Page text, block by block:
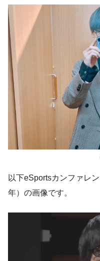
以下eSportsカンファレ
年）の画像です。